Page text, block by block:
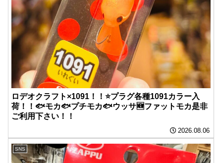
ロデオクラフト×1091！！⭐️プラグ各種1091カラー入
荷！！🐟モカ🐟プチモカ🐟ウッサ🆕ファットモカ是非
ご利用下さい！！
2026.08.06
SNS